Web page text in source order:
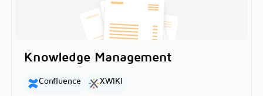
Knowledge Management
Confluence XWIKI